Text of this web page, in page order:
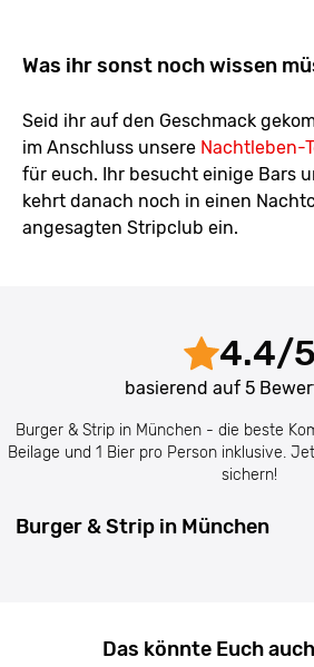
Was ihr sonst noch wissen
Seid ihr auf den Geschmack
im Anschluss unsere Nachtleben-
für euch. Ihr besucht einige Bars
kehrt danach noch in einen
angesagten Stripclub ein.
4.4/5
basierend auf 5
Burger & Strip in München - die beste
Beilage und 1 Bier pro Person inklusive.
sichern!
Burger & Strip in München
Das könnte Euch